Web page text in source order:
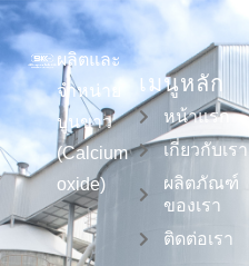
ผลิตและ
จำหน่าย
ปูนขาว
(Calcium
oxide)
เมนูหลัก
หน้าแรก
เกี่ยวกับเรา
ผลิตภัณฑ์
ของเรา
ติดต่อเรา